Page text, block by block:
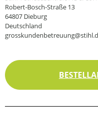
Robert-Bosch-Straße 13
64807 Dieburg
Deutschland